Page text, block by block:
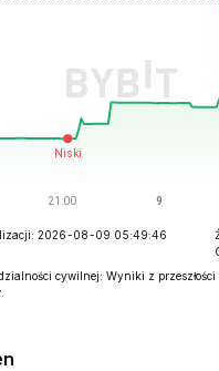
2026-08-09 05:49:46
cywilnej: Wyniki z